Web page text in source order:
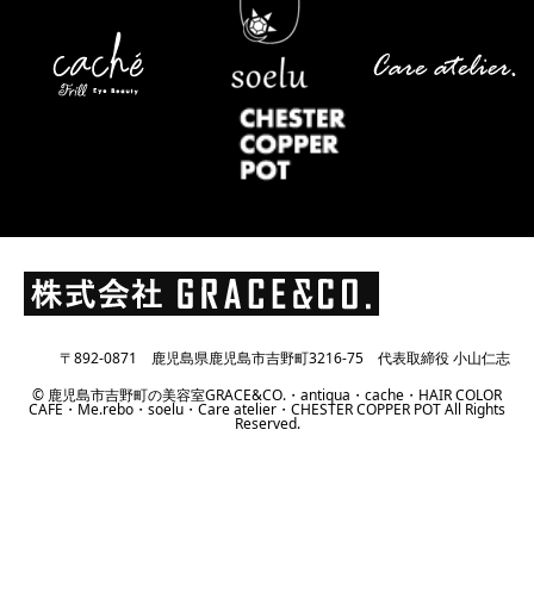
〒892-0871 鹿児島県鹿児島市吉野町3216-75 代表取締役 小山仁志
© 鹿児島市吉野町の美容室GRACE&CO.・antiqua・cache・HAIR COLOR
CAFE・Me.rebo・soelu・Care atelier・CHESTER COPPER POT All Rights
Reserved.